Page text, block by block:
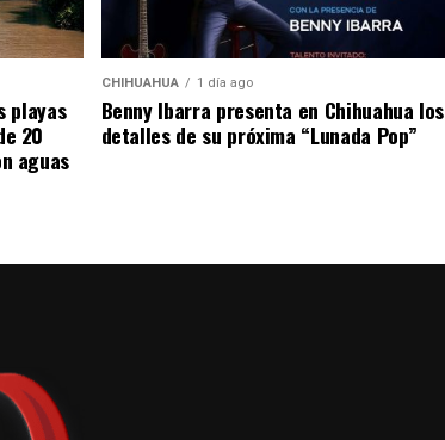
playas
20
aguas
CHIHUAHUA 1 día ago
Benny Ibarra presenta en Chihuahua los
detalles de su próxima “Lunada Pop”